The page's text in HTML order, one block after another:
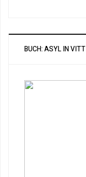
BUCH: ASYL IN VITT